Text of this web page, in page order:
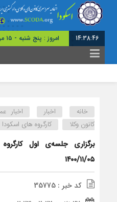
14:38:47 امروز : پنج شنبه - ۱۵ مرداد - ۱۴۰۵
خانه اخبار اخبار
کانون وکلا
کارگروه های اسکودا
برگزاری جلسه‌ی اول
۱۴۰۰/۱۱/۰۵
کد خبر : 35775